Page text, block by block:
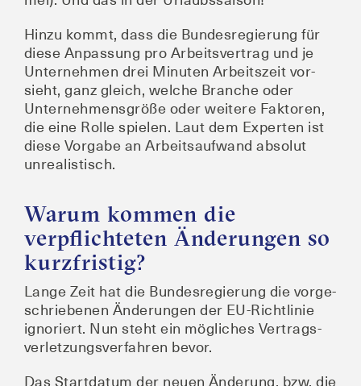
Hin­zu kommt, dass die Bun­des­re­gie­rung für
die­se Anpas­sung pro Arbeits­ver­trag und je
Unter­neh­men drei Minu­ten Arbeits­zeit vor­
sieht, ganz gleich, wel­che Bran­che oder
Unter­neh­mens­grö­ße oder wei­te­re Fak­to­ren,
die eine Rol­le spie­len. Laut dem Exper­ten ist
die­se Vor­ga­be an Arbeits­auf­wand abso­lut
unrealistisch.
Warum kommen die
verpflichteten Änderungen so
kurzfristig?
Lan­ge Zeit hat die Bun­des­re­gie­rung die vor­ge­
schrie­be­nen Ände­run­gen der EU-Richt­li­nie
igno­riert. Nun steht ein mög­li­ches Ver­trags­
ver­let­zungs­ver­fah­ren bevor.
Das Start­da­tum der neu­en Ände­rung, bzw. die